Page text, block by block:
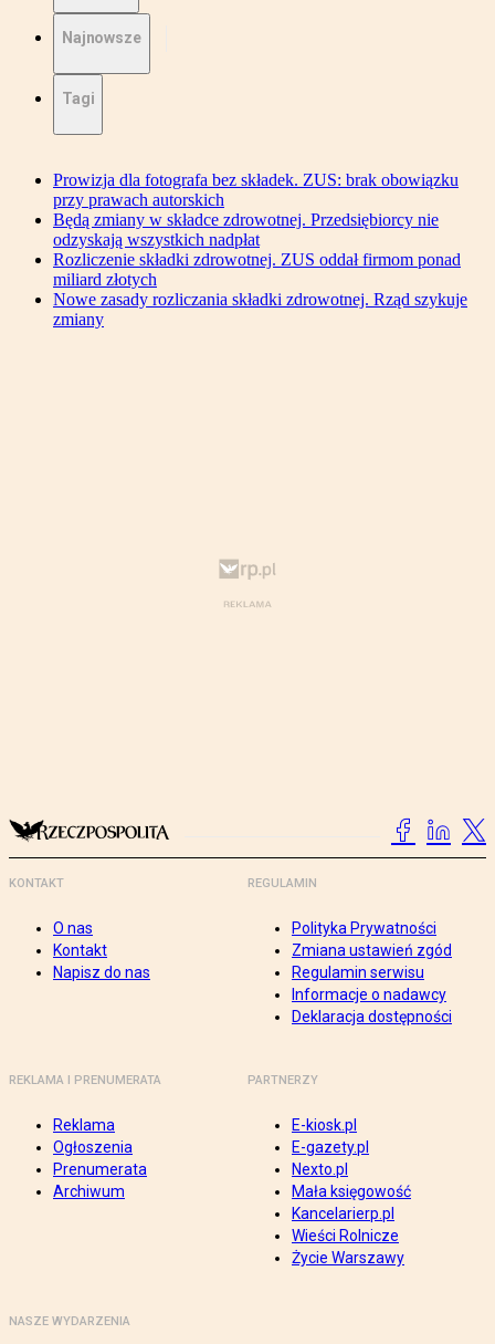
Najnowsze
Tagi
Prowizja dla fotografa bez składek. ZUS: brak obowiązku
przy prawach autorskich
Będą zmiany w składce zdrowotnej. Przedsiębiorcy nie
odzyskają wszystkich nadpłat
Rozliczenie składki zdrowotnej. ZUS oddał firmom ponad
miliard złotych
Nowe zasady rozliczania składki zdrowotnej. Rząd szykuje
zmiany
KONTAKT
O nas
Kontakt
Napisz do nas
REGULAMIN
Polityka Prywatności
Zmiana ustawień zgód
Regulamin serwisu
Informacje o nadawcy
Deklaracja dostępności
REKLAMA I PRENUMERATA
Reklama
Ogłoszenia
Prenumerata
Archiwum
PARTNERZY
E-kiosk.pl
E-gazety.pl
Nexto.pl
Mała księgowość
Kancelarierp.pl
Wieści Rolnicze
Życie Warszawy
NASZE WYDARZENIA